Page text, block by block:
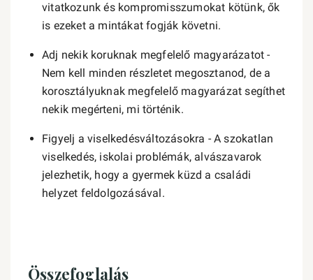
vitatkozunk és kompromisszumokat kötünk, ők
is ezeket a mintákat fogják követni.
Adj nekik koruknak megfelelő magyarázatot -
Nem kell minden részletet megosztanod, de a
korosztályuknak megfelelő magyarázat segíthet
nekik megérteni, mi történik.
Figyelj a viselkedésváltozásokra - A szokatlan
viselkedés, iskolai problémák, alvászavarok
jelezhetik, hogy a gyermek küzd a családi
helyzet feldolgozásával.
Összefoglalás